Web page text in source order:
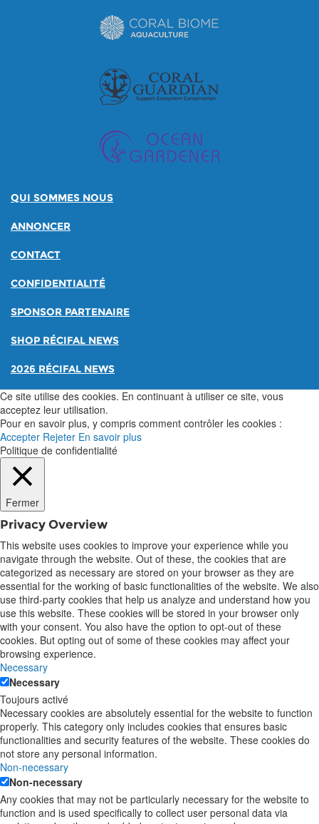
QUI SOMMES NOUS
ANNONCER
CONTACT
CONFIDENTIALITÉ
SPONSOR PARTENAIRE
SHOP RÉCIFAL NEWS
2026 RÉCIFAL NEWS
Ce site utilise des cookies. En continuant à utiliser ce site, vous
acceptez leur utilisation.
Pour en savoir plus, y compris comment contrôler les cookies :
Accepter Rejeter En savoir plus
Politique de confidentialité
Fermer
Privacy Overview
This website uses cookies to improve your experience while you
navigate through the website. Out of these, the cookies that are
categorized as necessary are stored on your browser as they are
essential for the working of basic functionalities of the website. We also
use third-party cookies that help us analyze and understand how you
use this website. These cookies will be stored in your browser only
with your consent. You also have the option to opt-out of these
cookies. But opting out of some of these cookies may affect your
browsing experience.
Necessary
Necessary
Toujours activé
Necessary cookies are absolutely essential for the website to function
properly. This category only includes cookies that ensures basic
functionalities and security features of the website. These cookies do
not store any personal information.
Non-necessary
Non-necessary
Any cookies that may not be particularly necessary for the website to
function and is used specifically to collect user personal data via